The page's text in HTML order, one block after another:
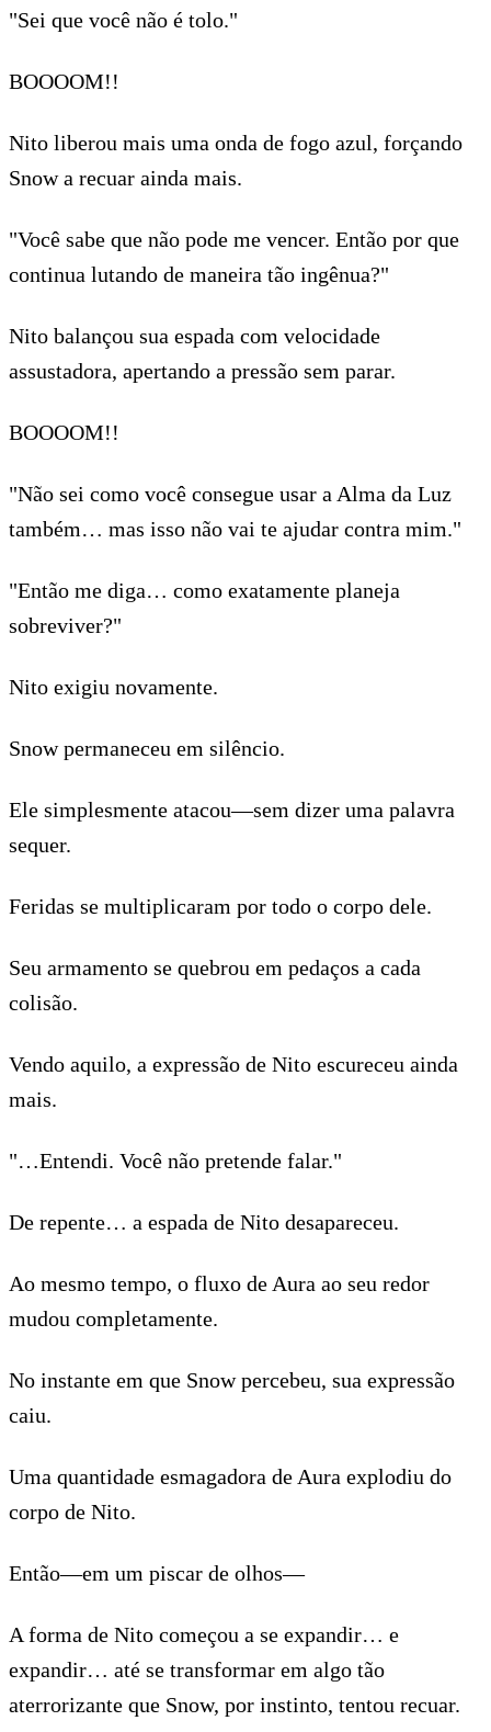
"Sei que você não é tolo."
BOOOOM!!
Nito liberou mais uma onda de fogo azul, forçando
Snow a recuar ainda mais.
"Você sabe que não pode me vencer. Então por que
continua lutando de maneira tão ingênua?"
Nito balançou sua espada com velocidade
assustadora, apertando a pressão sem parar.
BOOOOM!!
"Não sei como você consegue usar a Alma da Luz
também… mas isso não vai te ajudar contra mim."
"Então me diga… como exatamente planeja
sobreviver?"
Nito exigiu novamente.
Snow permaneceu em silêncio.
Ele simplesmente atacou—sem dizer uma palavra
sequer.
Feridas se multiplicaram por todo o corpo dele.
Seu armamento se quebrou em pedaços a cada
colisão.
Vendo aquilo, a expressão de Nito escureceu ainda
mais.
"…Entendi. Você não pretende falar."
De repente… a espada de Nito desapareceu.
Ao mesmo tempo, o fluxo de Aura ao seu redor
mudou completamente.
No instante em que Snow percebeu, sua expressão
caiu.
Uma quantidade esmagadora de Aura explodiu do
corpo de Nito.
Então—em um piscar de olhos—
A forma de Nito começou a se expandir… e
expandir… até se transformar em algo tão
aterrorizante que Snow, por instinto, tentou recuar.